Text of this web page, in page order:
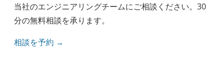
当社のエンジニアリングチームにご相談ください。30
分の無料相談を承ります。
相談を予約 →